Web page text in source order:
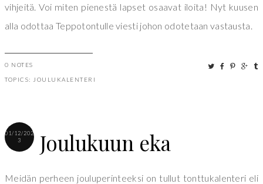
vihjeitä. Voi miten pienestä lapset osaavat iloita! Nyt kuusen
alla odottaa Teppotontulle viesti johon odotetaan vastausta.
0 NOTES
TOPICS: JOULUKALENTERI
01/12/202
3
Joulukuun eka
Meidän perheen jouluperinteeksi on tullut tonttukalenteri eli